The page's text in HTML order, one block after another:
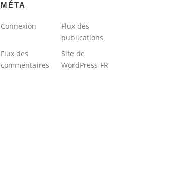
MÉTA
Connexion
Flux des
publications
Flux des
commentaires
Site de
WordPress-FR